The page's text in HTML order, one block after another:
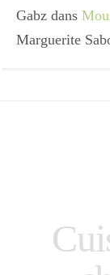
Gabz dans
Marguerite